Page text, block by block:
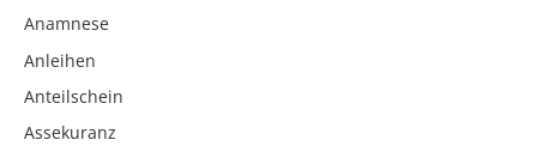
Anamnese
Anleihen
Anteilschein
Assekuranz